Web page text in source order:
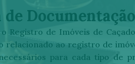
de
Registro de Imóveis de
relacionado ao registro de
para cada tipo de